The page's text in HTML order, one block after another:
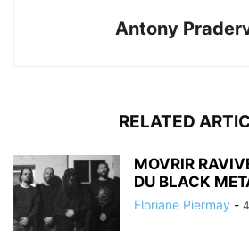
Antony
RELATED
MOVRIR
DU BLACK
Floriane Piermay -